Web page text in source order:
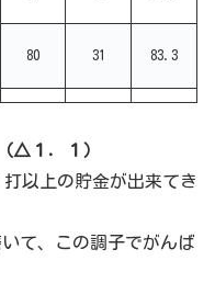
80 31 83.3
△１．１）
以上の貯金が出来てき
て、この調子でがんば